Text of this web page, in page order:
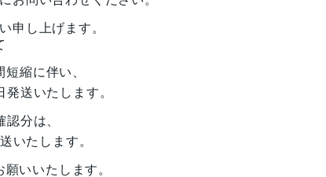
申し上げます。
縮に伴い、
発送いたします。
分は、
いたします。
いいたします。